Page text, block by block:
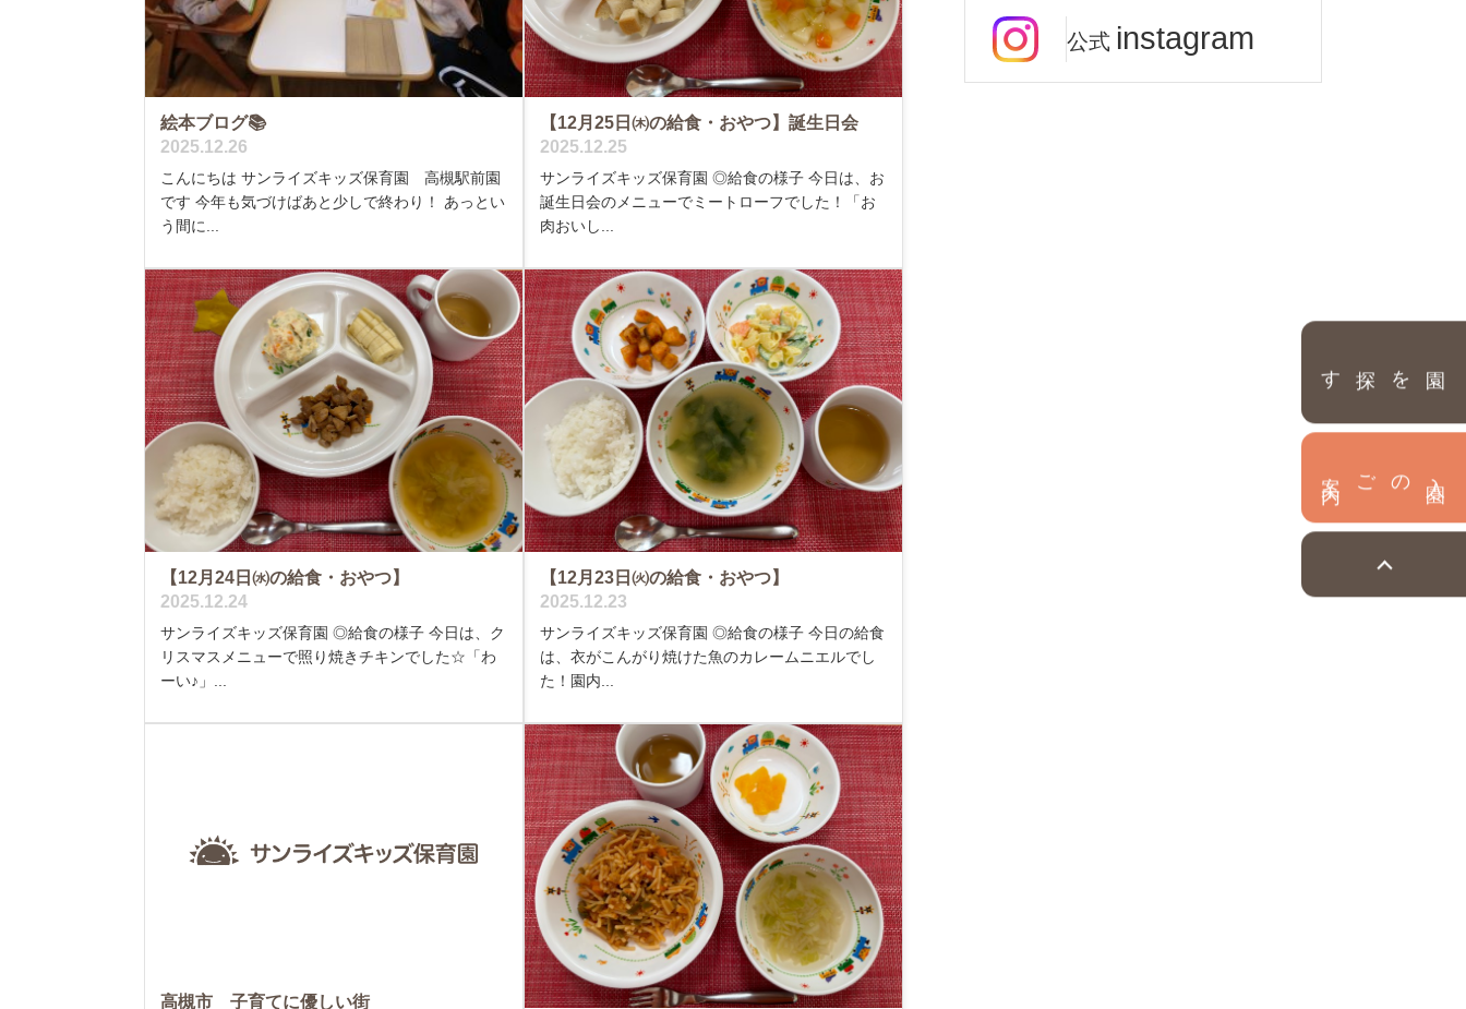
園を探す
絵本ブログ📚
2025.12.26
こんにちは サンライズキッズ保育園 高槻駅前園
です 今年も気づけばあと少しで終わり！ あっとい
う間に...
【12月25日㈭の給食・おやつ】誕生日会
2025.12.25
サンライズキッズ保育園 ◎給食の様子 今日は、お
誕生日会のメニューでミートローフでした！「お
肉おいし...
【12月24日㈬の給食・おやつ】
2025.12.24
サンライズキッズ保育園 ◎給食の様子 今日は、ク
リスマスメニューで照り焼きチキンでした☆「わ
ーい♪」...
【12月23日㈫の給食・おやつ】
2025.12.23
サンライズキッズ保育園 ◎給食の様子 今日の給食
は、衣がこんがり焼けた魚のカレームニエルでし
た！園内...
高槻市 子育てに優しい街
公式 instagram